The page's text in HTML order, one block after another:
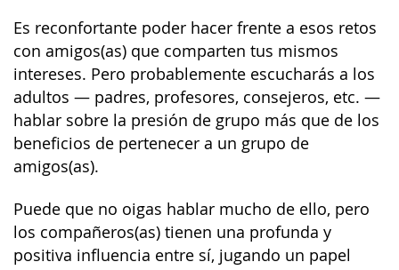
Es reconfortante poder hacer frente a esos retos
con amigos(as) que comparten tus mismos
intereses. Pero probablemente escucharás a los
adultos — padres, profesores, consejeros, etc. —
hablar sobre la presión de grupo más que de los
beneficios de pertenecer a un grupo de
amigos(as).
Puede que no oigas hablar mucho de ello, pero
los compañeros(as) tienen una profunda y
positiva influencia entre sí, jugando un papel